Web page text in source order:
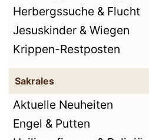
Herbergssuche & Flucht
Jesuskinder & Wiegen
Krippen-Restposten
Sakrales
Aktuelle Neuheiten
Engel & Putten